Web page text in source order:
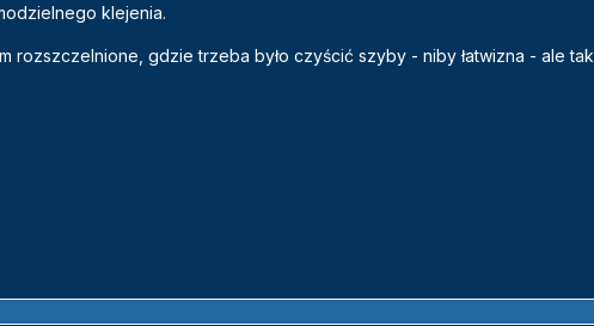
klejenia.
rozszczelnione, gdzie trzeba było czyścić szyby - niby łatwizna - ale tak